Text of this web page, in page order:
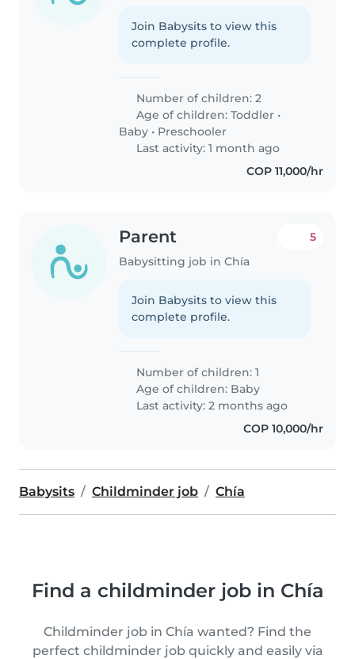
Join Babysits to view this
complete profile.
Number of children: 2
Age of children:Toddler •
Baby • Preschooler
Last activity: 1 month ago
COP 11,000/hr
Parent
Babysitting job in Chía
5
Join Babysits to view this
complete profile.
Number of children: 1
Age of children: Baby
Last activity: 2 months ago
COP 10,000/hr
Babysits Childminder job Chía
Find a childminder job in Chía
Childminder job in Chía wanted? Find the
perfect childminder job quickly and easily via